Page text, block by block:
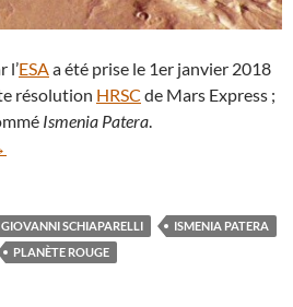
l’ESAa été prise le 1er janvier 2018
résolution HRSC de Mars Express ;
Ismenia Patera.
Express survole le curieux cratère
GIOVANNI SCHIAPARELLI
ISMENIA PATERA
PLANÈTE ROUGE